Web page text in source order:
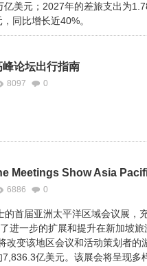
亿美元；2027年的差旅支出为
同比增长近40%。
论坛出行指南
8097 0
Meetings Show Asia
6886 0
的首届亚洲太平洋区域会议展，
进一步的扩展和提升在新加坡
改变该地区会议和活动策划者
亿美元。该展会将呈现